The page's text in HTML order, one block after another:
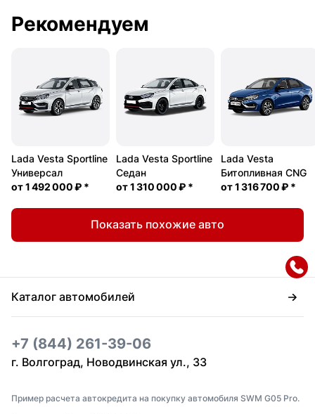
Рекомендуем
Lada Vesta Sportline
Универсал
от1 492 000 ₽ *
Lada Vesta Sportline
Седан
от1 310 000 ₽ *
Lada Vesta
Битопливная CNG
от1 316 700 ₽ *
Показать похожие авто
Каталог автомобилей
+7 (844) 261-39-06
г. Волгоград, Новодвинская ул., 33
Пример расчета автокредита на покупку автомобиля SWM G05 Pro.